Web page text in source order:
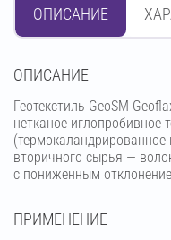
ОПИСАНИЕ
OПИСАНИЕ
Геотекстиль GeoSM
нетканое иглопробивное
вторичного сырья —
с пониженным
ПРИМЕНЕНИЕ